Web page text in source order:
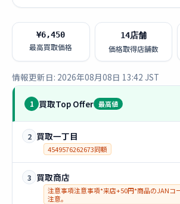
¥6,450
最高買取価格
14店舗
価格取得店舗数
情報更新日: 2026年08月08日 13:42 JST
1 買取Top Offer 最高値
2 買取一丁目
4549576262673同額
3 買取商店
注意事項注意事項*来店+50円*商品のJANコ
注意。